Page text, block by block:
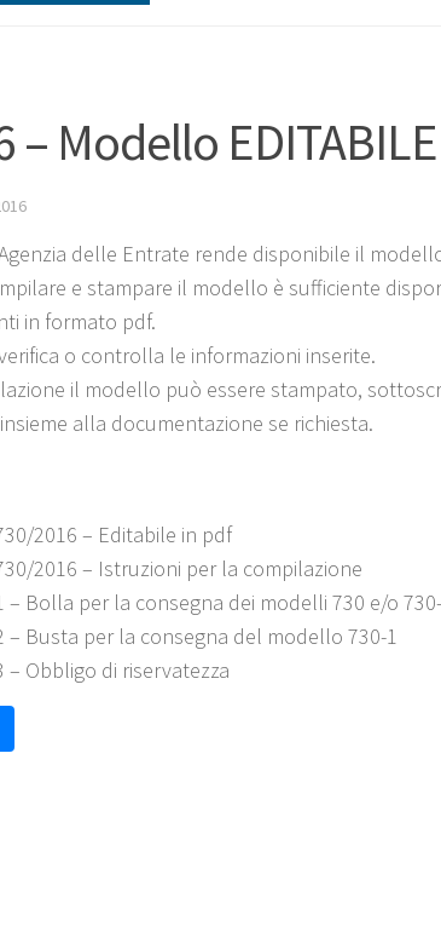
– Modello
delle Entrate rende disponibile il
e stampare il modello è sufficiente
in formato pdf.
o controlla le informazioni inserite.
il modello può essere stampato,
alla documentazione se richiesta.
2016 – Editabile in pdf
2016 – Istruzioni per la compilazione
– Bolla per la consegna dei modelli 730 e/o
– Busta per la consegna del modello 730-1
– Obbligo di riservatezza